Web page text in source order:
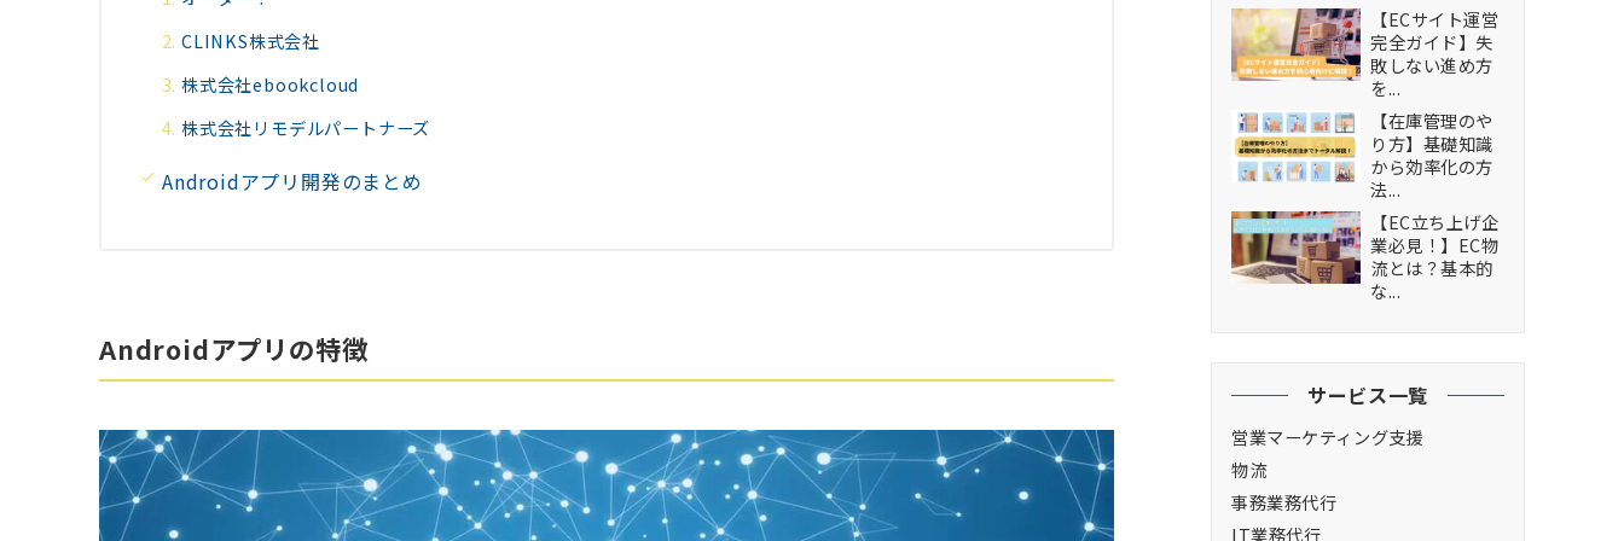
CLINKS株式会社
株式会社ebookcloud
株式会社リモデルパートナーズ
Androidアプリ開発のまとめ
Androidアプリの特徴
【ECサイト運営
完全ガイド】失
敗しない進め方
を...
【在庫管理のや
り方】基礎知識
から効率化の方
法...
【EC立ち上げ企
業必見！】EC物
流とは？基本的
な...
サービス一覧
営業マーケティング支援
物流
事務業務代行
IT業務代行